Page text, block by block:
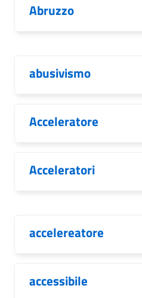
Abruzzo
abusivismo
Acceleratore
Acceleratori
accelereatore
accessibile